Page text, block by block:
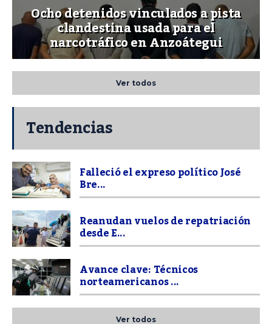
Ocho detenidos vinculados a pista
clandestina usada para el
narcotráfico en Anzoátegui
Ver todos
Tendencias
Falleció el expreso político José
Bre...
Reanudan vuelos de repatriación
desde E...
Avance clave: Técnicos
norteamericanos ...
Ver todos